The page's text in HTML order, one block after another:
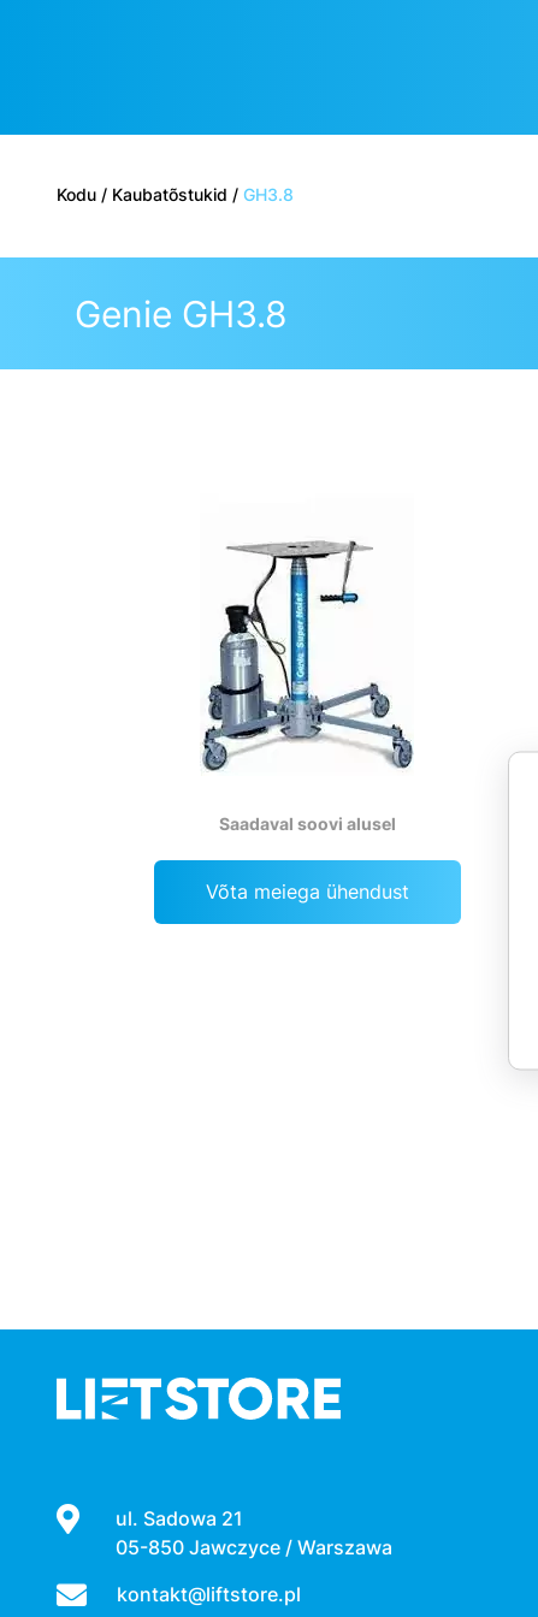
Kodu / Kaubatõstukid / GH3.8
Genie GH3.8
Saadaval soovi alusel
Võta meiega ühendust
ul. Sadowa 21
05-850 Jawczyce / Warszawa
kontakt@liftstore.pl